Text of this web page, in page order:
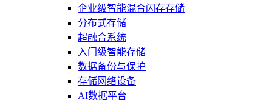
企业级智能混合闪存存储
分布式存储
超融合系统
入门级智能存储
数据备份与保护
存储网络设备
AI数据平台